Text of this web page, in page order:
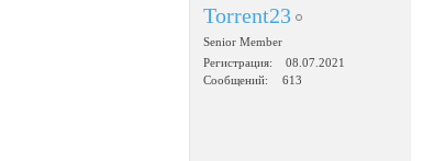
Torrent23
Senior Member
Регистрация
08.07.2021
Сообщений
613